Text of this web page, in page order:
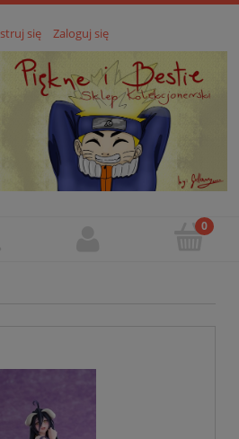
się Zaloguj się